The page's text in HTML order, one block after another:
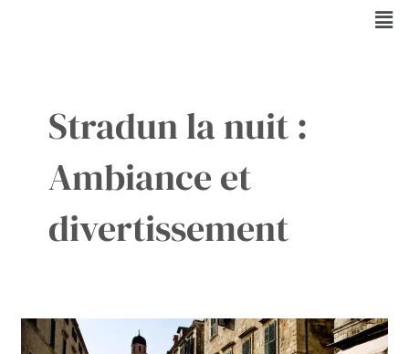
Stradun la nuit :
Ambiance et
divertissement
Stradun
: